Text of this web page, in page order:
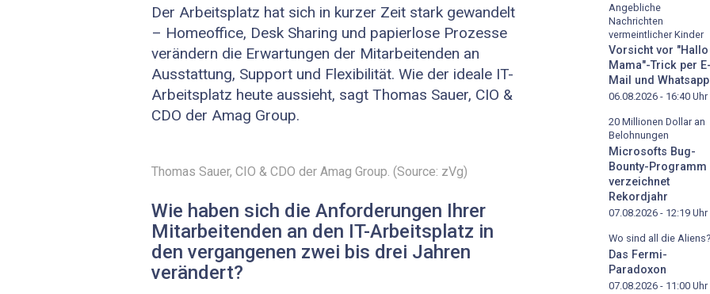
Der Arbeitsplatz hat sich in kurzer Zeit stark gewandelt
– Homeoffice, Desk Sharing und papierlose Prozesse
verändern die Erwartungen der Mitarbeitenden an
Ausstattung, Support und Flexibilität. Wie der ideale IT-
Arbeitsplatz heute aussieht, sagt Thomas Sauer, CIO &
CDO der Amag Group.
Thomas Sauer, CIO & CDO der Amag Group. (Source: zVg)
Wie haben sich die Anforderungen Ihrer
Mitarbeitenden an den IT-Arbeitsplatz in
den vergangenen zwei bis drei Jahren
verändert?
Angebliche
Nachrichten
vermeintlicher Kinder
Vorsicht vor "Hallo
Mama"-Trick per E-
Mail und Whatsapp
06.08.2026 - 16:40 Uhr
20 Millionen Dollar an
Belohnungen
Microsofts Bug-
Bounty-Programm
verzeichnet
Rekordjahr
07.08.2026 - 12:19 Uhr
Wo sind all die Aliens?
Das Fermi-
Paradoxon
07.08.2026 - 11:00 Uhr